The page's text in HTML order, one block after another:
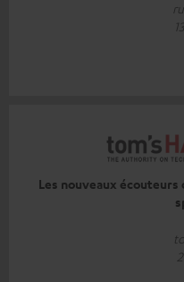
Les nouveaux